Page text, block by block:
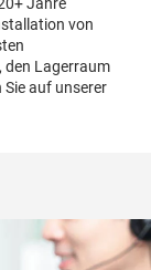
von
den Lagerraum
auf unserer